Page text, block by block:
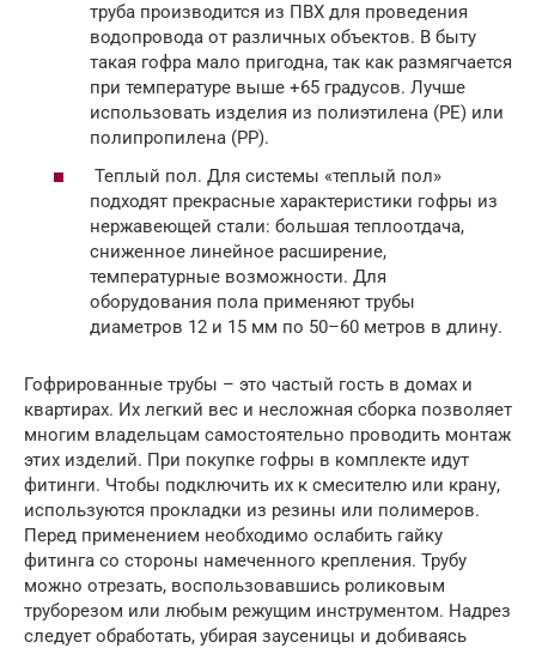
труба производится из ПВХ для проведения
водопровода от различных объектов. В быту
такая гофра мало пригодна, так как размягчается
при температуре выше +65 градусов. Лучше
использовать изделия из полиэтилена (РЕ) или
полипропилена (РР).
Теплый пол. Для системы «теплый пол»
подходят прекрасные характеристики гофры из
нержавеющей стали: большая теплоотдача,
сниженное линейное расширение,
температурные возможности. Для
оборудования пола применяют трубы
диаметров 12 и 15 мм по 50–60 метров в длину.
Гофрированные трубы – это частый гость в домах и
квартирах. Их легкий вес и несложная сборка позволяет
многим владельцам самостоятельно проводить монтаж
этих изделий. При покупке гофры в комплекте идут
фитинги. Чтобы подключить их к смесителю или крану,
используются прокладки из резины или полимеров.
Перед применением необходимо ослабить гайку
фитинга со стороны намеченного крепления. Трубу
можно отрезать, воспользовавшись роликовым
труборезом или любым режущим инструментом. Надрез
следует обработать, убирая заусеницы и добиваясь